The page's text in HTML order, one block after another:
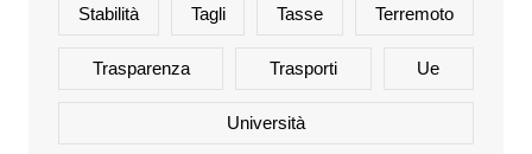
Stabilità Tagli Tasse Terremoto
Trasparenza Trasporti Ue
Università